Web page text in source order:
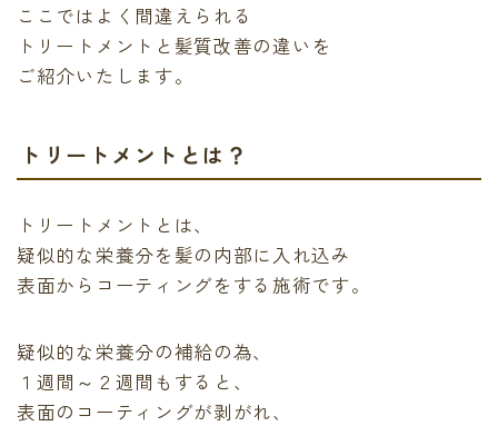
ここではよく間違えられる
トリートメントと髪質改善の違い を
ご紹介いたします。
トリートメントとは？
トリートメントとは、
疑似的な栄養分を髪の内部に入れ込み
表面からコーティングをする施術です。
疑似的な栄養分の補給の為、
１週間～２週間もすると、
表面のコーティングが剥がれ、